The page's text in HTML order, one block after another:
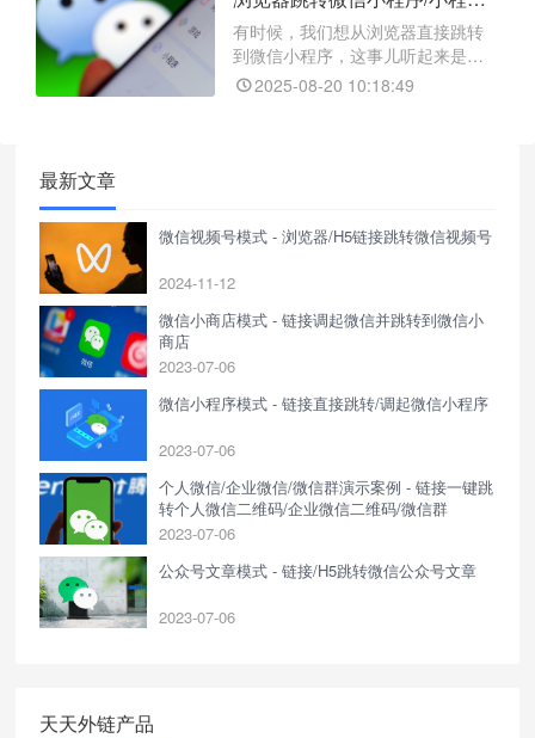
转工具 —— 天天外链，它能轻松实
现微博文章 / 评论跳转微信小程序、
小程序任意页面，甚至是小程序
码。
有时候，我们想从浏览器直接跳转
到微信小程序，这事儿听起来是不
是有点“高大上”？其实，这事儿一点
2025-08-20 10:18:49
最新文章
微信视频号模式 - 浏览器/H5链接跳转微信视频号
2024-11-12
微信小商店模式 - 链接调起微信并跳转到微信小
商店
2023-07-06
微信小程序模式 - 链接直接跳转/调起微信小程序
2023-07-06
个人微信/企业微信/微信群演示案例 - 链接一键跳
转个人微信二维码/企业微信二维码/微信群
2023-07-06
公众号文章模式 - 链接/H5跳转微信公众号文章
2023-07-06
天天外链产品